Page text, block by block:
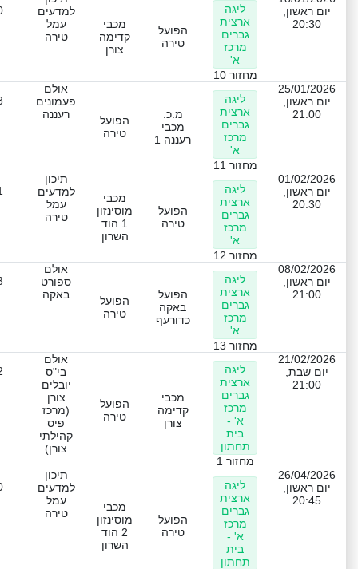
יום ראשון,
20:30
ליגה
ארצית
גברים
מרכז
א'
מחזור 10
הפועל
טירה
מכבי
קדימה
צורן
למדעים
עמל
טירה
25/01/2026
יום ראשון,
21:00
ליגה
ארצית
גברים
מרכז
א'
מחזור 11
מ.כ.
מכבי
רעננה 1
הפועל
טירה
אולם
פעמונים
רעננה
01/02/2026
יום ראשון,
20:30
ליגה
ארצית
גברים
מרכז
א'
מחזור 12
הפועל
טירה
מכבי
מוסינזון
1 הוד
השרון
תיכון
למדעים
עמל
טירה
08/02/2026
יום ראשון,
21:00
ליגה
ארצית
גברים
מרכז
א'
מחזור 13
הפועל
באקה
כדורעף
הפועל
טירה
אולם
ספורט
באקה
21/02/2026
יום שבת,
21:00
ליגה
ארצית
גברים
מרכז
א' -
בית
תחתון
מחזור 1
מכבי
קדימה
צורן
הפועל
טירה
אולם
בי"ס
יובלים
צורן
(מרכז
פיס
קהילתי
צורן)
26/04/2026
יום ראשון,
20:45
ליגה
ארצית
גברים
מרכז
א' -
בית
תחתון
הפועל
טירה
מכבי
מוסינזון
2 הוד
השרון
תיכון
למדעים
עמל
טירה